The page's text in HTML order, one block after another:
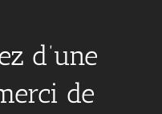
d’une
de